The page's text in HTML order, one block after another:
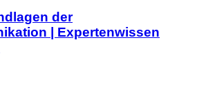
der
| Expertenwissen